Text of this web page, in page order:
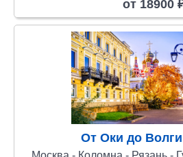
от 18900
От Оки до